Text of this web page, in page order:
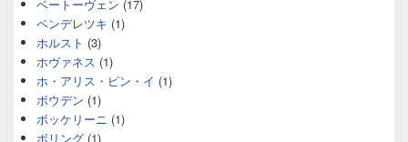
ベートーヴェン (17)
ペンデレツキ (1)
ホルスト (3)
ホヴァネス (1)
ホ・アリス・ピン・イ (1)
ボウデン (1)
ボッケリーニ (1)
ボリング (1)